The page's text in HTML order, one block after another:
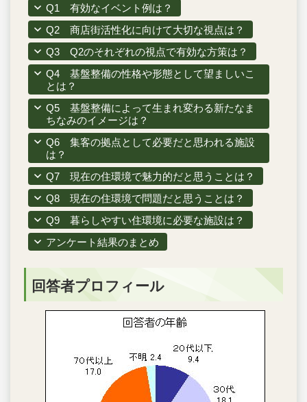
Q1 有効なイベント例は？
Q2 商店街活性化に向けて大切な視点は？
Q3 Q2のそれぞれの視点で有効な方策は？
Q4 基盤整備の性格や形態として望ましいこ
とは？
Q5 基盤整備によって生まれ変わる新たなま
ちなみのイメージは？
Q6 集客の拠点として必要だと思われる施設
は？
Q7 現在の住環境で魅力的だと思うことは？
Q8 現在の住環境で問題だと思うことは？
Q9 暮らしやすい住環境に必要な施設は？
アンケート結果のまとめ
回答者プロフィール